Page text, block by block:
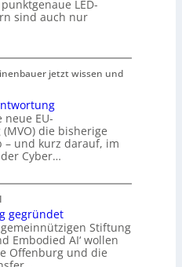
LED-
sind auch nur
jetzt wissen und
neue EU-
die bisherige
und kurz darauf, im
Cyber…
gegründet
Stiftung
Embodied AI‘ wollen
Offenburg und die